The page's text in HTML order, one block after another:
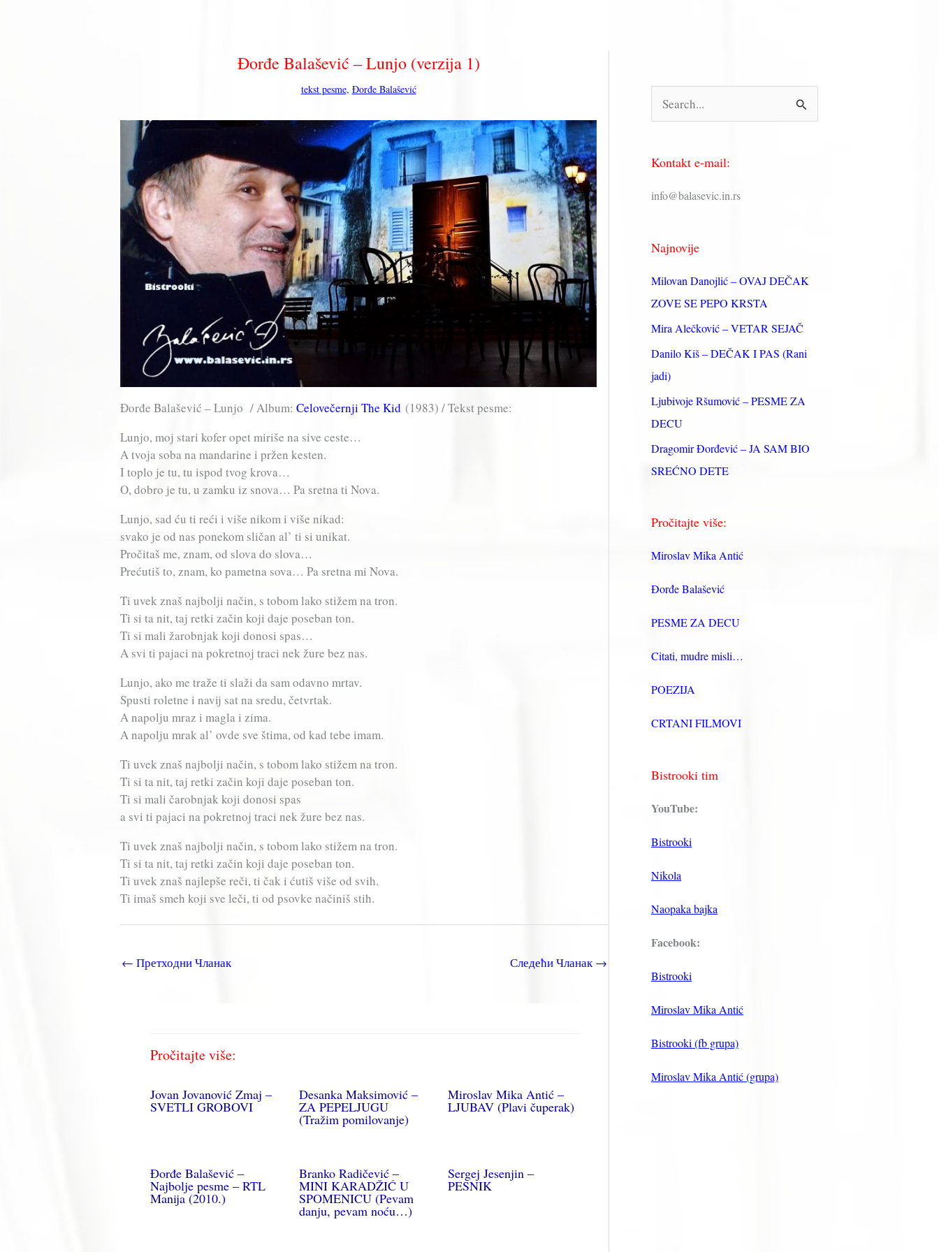
Đorđe Balašević – Lunjo (verzija 1)
tekst pesme, Đorđe Balašević
Đorđe Balašević – Lunjo / Album: Celovečernji The Kid (1983) / Tekst pesme:
Lunjo, moj stari kofer opet miriše na sive ceste…
A tvoja soba na mandarine i pržen kesten.
I toplo je tu, tu ispod tvog krova…
O, dobro je tu, u zamku iz snova… Pa sretna ti Nova.
Lunjo, sad ću ti reći i više nikom i više nikad:
svako je od nas ponekom sličan al’ ti si unikat.
Pročitaš me, znam, od slova do slova…
Prećutiš to, znam, ko pametna sova… Pa sretna mi Nova.
Ti uvek znaš najbolji način, s tobom lako stižem na tron.
Ti si ta nit, taj retki začin koji daje poseban ton.
Ti si mali žarobnjak koji donosi spas…
A svi ti pajaci na pokretnoj traci nek žure bez nas.
Lunjo, ako me traže ti slaži da sam odavno mrtav.
Spusti roletne i navij sat na sredu, četvrtak.
A napolju mraz i magla i zima.
A napolju mrak al’ ovde sve štima, od kad tebe imam.
Ti uvek znaš najbolji način, s tobom lako stižem na tron.
Ti si ta nit, taj retki začin koji daje poseban ton.
Ti si mali čarobnjak koji donosi spas
a svi ti pajaci na pokretnoj traci nek žure bez nas.
Ti uvek znaš najbolji način, s tobom lako stižem na tron.
Ti si ta nit, taj retki začin koji daje poseban ton.
Ti uvek znaš najlepše reči, ti čak i ćutiš više od svih.
Ti imaš smeh koji sve leči, ti od psovke načiniš stih.
← Претходни Чланак Следећи Чланак→
Pročitajte više:
Jovan Jovanović Zmaj –
SVETLI GROBOVI
Desanka Maksimović –
ZA PEPELJUGU
(Tražim pomilovanje)
Miroslav Mika Antić –
LJUBAV (Plavi čuperak)
Đorđe Balašević –
Najbolje pesme – RTL
Manija (2010.)
Branko Radičević –
MINI KARADŽIĆ U
SPOMENICU (Pevam
danju, pevam noću…)
Sergej Jesenjin –
PESNIK
р
т
а
з
а
Kontakt e-mail:
info@balasevic.in.rs
Najnovije
Milovan Danojlić – OVAJ DEČAK
ZOVE SE PEPO KRSTA
Mira Alečković – VETAR SEJAČ
Danilo Kiš – DEČAK I PAS (Rani
jadi)
Ljubivoje Ršumović – PESME ZA
DECU
Dragomir Đorđević – JA SAM BIO
SREĆNO DETE
Pročitajte više:
Miroslav Mika Antić
Đorđe Balašević
PESME ZA DECU
Citati, mudre misli…
POEZIJA
CRTANI FILMOVI
Bistrooki tim
YouTube:
Bistrooki
Nikola
Naopaka bajka
Facebook:
Bistrooki
Miroslav Mika Antić
Bistrooki (fb grupa)
Miroslav Mika Antić (grupa)